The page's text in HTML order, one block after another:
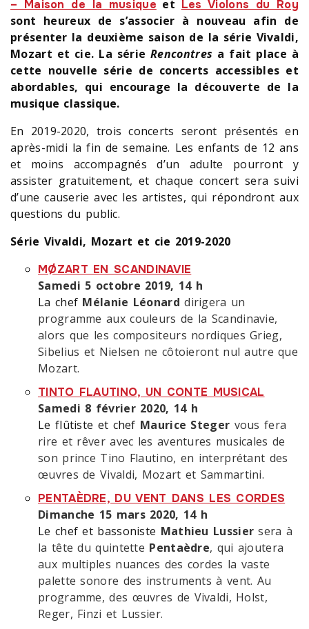
– Maison de la musique et Les Violons du Roy
sont heureux de s’associer à nouveau afin de
présenter la deuxième saison de la série Vivaldi,
Mozart et cie. La sérieRencontres a fait place à
cette nouvelle série de concerts accessibles et
abordables, qui encourage la découverte de la
musique classique.
En 2019-2020, trois concerts seront présentés en
après-midi la fin de semaine. Les enfants de 12 ans
et moins accompagnés d’un adulte pourront y
assister gratuitement, et chaque concert sera suivi
d’une causerie avec les artistes, qui répondront aux
questions du public.
Série Vivaldi, Mozart et cie 2019-2020
MØZART EN SCANDINAVIE
Samedi 5 octobre 2019, 14 h
La chef Mélanie Léonard dirigera un
programme aux couleurs de la Scandinavie,
alors que les compositeurs nordiques Grieg,
Sibelius et Nielsen ne côtoieront nul autre que
Mozart.
TINTO FLAUTINO, UN CONTE MUSICAL
Samedi 8 février 2020, 14 h
Le flûtiste et chef Maurice Steger vous fera
rire et rêver avec les aventures musicales de
son prince Tino Flautino, en interprétant des
œuvres de Vivaldi, Mozart et Sammartini.
PENTAÈDRE, DU VENT DANS LES CORDES
Dimanche 15 mars 2020, 14 h
Le chef et bassoniste Mathieu Lussier sera à
la tête du quintette Pentaèdre, qui ajoutera
aux multiples nuances des cordes la vaste
palette sonore des instruments à vent. Au
programme, des œuvres de Vivaldi, Holst,
Reger, Finzi et Lussier.